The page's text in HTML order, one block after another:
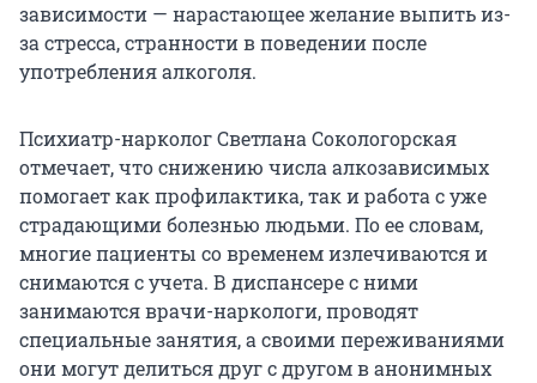
зависимости — нарастающее желание выпить из-
за стресса, странности в поведении после
употребления алкоголя.
Психиатр-нарколог Светлана Сокологорская
отмечает, что снижению числа алкозависимых
помогает как профилактика, так и работа с уже
страдающими болезнью людьми. По ее словам,
многие пациенты со временем излечиваются и
снимаются с учета. В диспансере с ними
занимаются врачи-наркологи, проводят
специальные занятия, а своими переживаниями
они могут делиться друг с другом в анонимных